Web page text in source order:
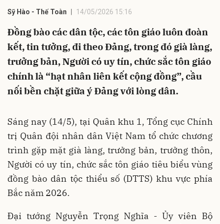
Sỹ Hào - Thế Toàn 14/05/2026 15:16
Đồng bào các dân tộc, các tôn giáo luôn đoàn
kết, tin tưởng, đi theo Đảng, trong đó già làng,
trưởng bản, Người có uy tín, chức sắc tôn giáo
chính là “hạt nhân liên kết cộng đồng”, cầu
nối bền chặt giữa ý Đảng với lòng dân.
Sáng nay (14/5), tại Quân khu 1, Tổng cục Chính
trị Quân đội nhân dân Việt Nam tổ chức chương
trình gặp mặt già làng, trưởng bản, trưởng thôn,
Người có uy tín, chức sắc tôn giáo tiêu biểu vùng
đồng bào dân tộc thiểu số (DTTS) khu vực phía
Bắc năm 2026.
Đại tướng Nguyễn Trọng Nghĩa - Ủy viên Bộ